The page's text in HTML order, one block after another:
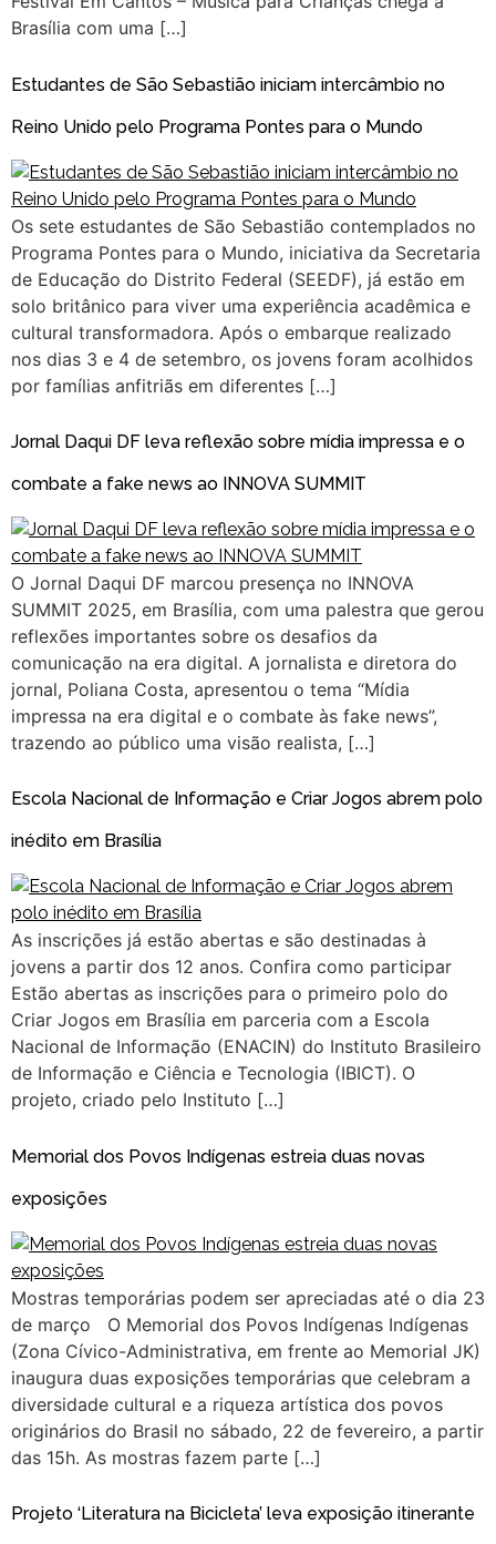
Brasília com uma […]
Estudantes de São Sebastião iniciam intercâmbio no
Reino Unido pelo Programa Pontes para o Mundo
Os sete estudantes de São Sebastião contemplados no
Programa Pontes para o Mundo, iniciativa da Secretaria
de Educação do Distrito Federal (SEEDF), já estão em
solo britânico para viver uma experiência acadêmica e
cultural transformadora. Após o embarque realizado
nos dias 3 e 4 de setembro, os jovens foram acolhidos
por famílias anfitriãs em diferentes […]
Jornal Daqui DF leva reflexão sobre mídia impressa e o
combate a fake news ao INNOVA SUMMIT
O Jornal Daqui DF marcou presença no INNOVA
SUMMIT 2025, em Brasília, com uma palestra que gerou
reflexões importantes sobre os desafios da
comunicação na era digital. A jornalista e diretora do
jornal, Poliana Costa, apresentou o tema “Mídia
impressa na era digital e o combate às fake news”,
trazendo ao público uma visão realista, […]
Escola Nacional de Informação e Criar Jogos abrem polo
inédito em Brasília
As inscrições já estão abertas e são destinadas à
jovens a partir dos 12 anos. Confira como participar
Estão abertas as inscrições para o primeiro polo do
Criar Jogos em Brasília em parceria com a Escola
Nacional de Informação (ENACIN) do Instituto Brasileiro
de Informação e Ciência e Tecnologia (IBICT). O
projeto, criado pelo Instituto […]
Memorial dos Povos Indígenas estreia duas novas
exposições
Mostras temporárias podem ser apreciadas até o dia 23
de março O Memorial dos Povos Indígenas Indígenas
(Zona Cívico-Administrativa, em frente ao Memorial JK)
inaugura duas exposições temporárias que celebram a
diversidade cultural e a riqueza artística dos povos
originários do Brasil no sábado, 22 de fevereiro, a partir
das 15h. As mostras fazem parte […]
Projeto ‘Literatura na Bicicleta’ leva exposição itinerante